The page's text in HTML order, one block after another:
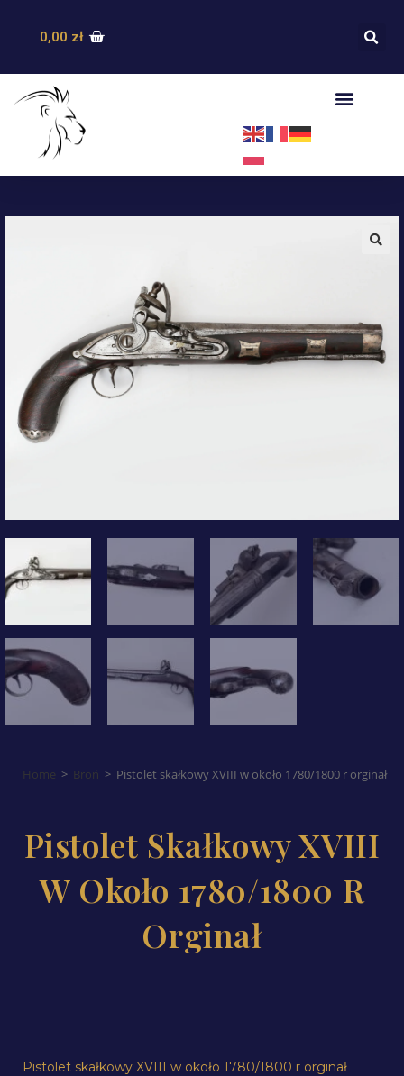
0,00 zł
Home > Broń > Pistolet skałkowy XVIII w około 1780/1800 r orginał
Pistolet Skałkowy XVIII
W Około 1780/1800 R
Orginał
Pistolet skałkowy XVIII w około 1780/1800 r orginał